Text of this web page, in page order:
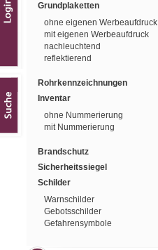
Grundplaketten
ohne eigenen Werbeaufdruck
mit eigenen Werbeaufdruck
nachleuchtend
reflektierend
Rohrkennzeichnungen
Inventar
ohne Nummerierung
mit Nummerierung
Brandschutz
Sicherheitssiegel
Schilder
Warnschilder
Gebotsschilder
Gefahrensymbole